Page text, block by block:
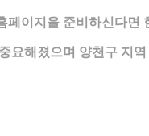
이지을 준비하신다
해졌으며 양천구 지